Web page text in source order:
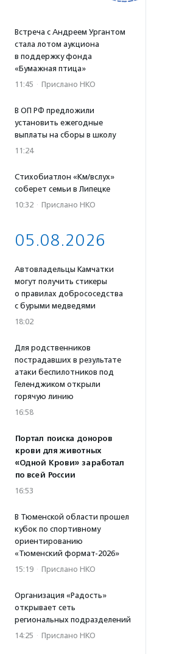
Встреча с Андреем Ургантом
стала лотом аукциона
в поддержку фонда
«Бумажная птица»
11:45 · Прислано НКО
В ОП РФ предложили
установить ежегодные
выплаты на сборы в школу
11:24
Стихобиатлон «Км/вслух»
соберет семьи в Липецке
10:32 · Прислано НКО
05.08.2026
Автовладельцы Камчатки
могут получить стикеры
о правилах добрососедства
с бурыми медведями
18:02
Для родственников
пострадавших в результате
атаки беспилотников под
Геленджиком открыли
горячую линию
16:58
Портал поиска доноров
крови для животных
«Одной Крови» заработал
по всей России
16:53
В Тюменской области прошел
кубок по спортивному
ориентированию
«Тюменский формат-2026»
15:19 · Прислано НКО
Организация «Радость»
открывает сеть
региональных подразделений
14:25 · Прислано НКО